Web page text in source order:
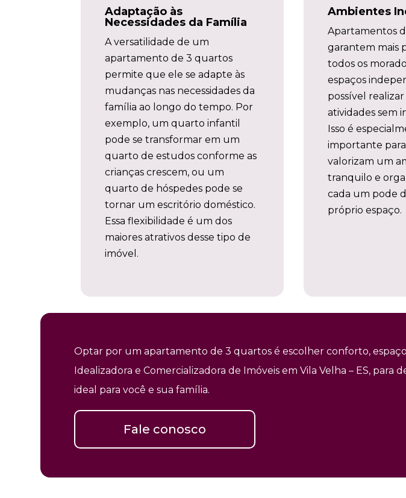
Adaptação às
Necessidades da Família
A versatilidade de um
apartamento de 3 quartos
permite que ele se adapte às
mudanças nas necessidades da
família ao longo do tempo. Por
exemplo, um quarto infantil
pode se transformar em um
quarto de estudos conforme as
crianças crescem, ou um
quarto de hóspedes pode se
tornar um escritório doméstico.
Essa flexibilidade é um dos
maiores atrativos desse tipo de
imóvel.
Ambientes
Apartamentos
garantem mais
todos os
espaços
possível
atividades sem
Isso é
importante
valorizam um
tranquilo e
cada um pode
próprio espaço.
Optar por um apartamento de 3 quartos é escolher conforto,
Idealizadora e Comercializadora de Imóveis em Vila Velha – ES,
ideal para você e sua família.
Fale conosco